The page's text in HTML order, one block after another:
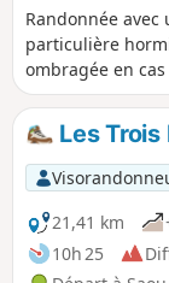
Randonnée
particulière
ombragée en
Pratiques
à des
une zone de
interdit
15 juillet.Une
GR®9 ont été
usagers, voir ici.
Les
21,41 km
10h 25